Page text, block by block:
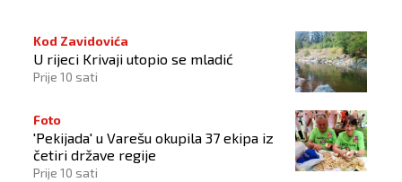
Kod Zavidovića
U rijeci Krivaji utopio se mladić
Prije 10 sati
Foto
'Pekijada' u Varešu okupila 37 ekipa iz
četiri države regije
Prije 10 sati